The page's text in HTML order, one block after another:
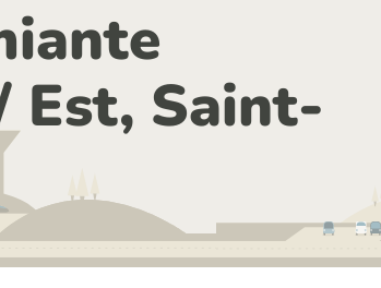
Est, Saint-